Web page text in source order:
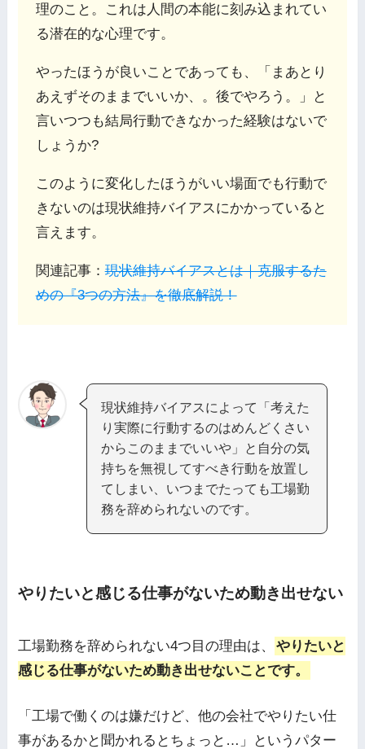
理のこと。これは人間の本能に刻み込まれてい
る潜在的な心理です。
やったほうが良いことであっても、「まあとり
あえずそのままでいいか、。後でやろう。」と
言いつつも結局行動できなかった経験はないで
しょうか?
このように変化したほうがいい場面でも行動で
きないのは現状維持バイアスにかかっていると
言えます。
関連記事：現状維持バイアスとは｜克服するた
めの『3つの方法』を徹底解説！
現状維持バイアスによって「考えた
り実際に行動するのはめんどくさい
からこのままでいいや」と自分の気
持ちを無視してすべき行動を放置し
てしまい、いつまでたっても工場勤
務を辞められないのです。
やりたいと感じる仕事がないため動き出せない
工場勤務を辞められない4つ目の理由は、
やりたいと
感じる仕事がないため動き出せないことです。
「工場で働くのは嫌だけど、他の会社でやりたい仕
事があるかと聞かれるとちょっと…」というパター